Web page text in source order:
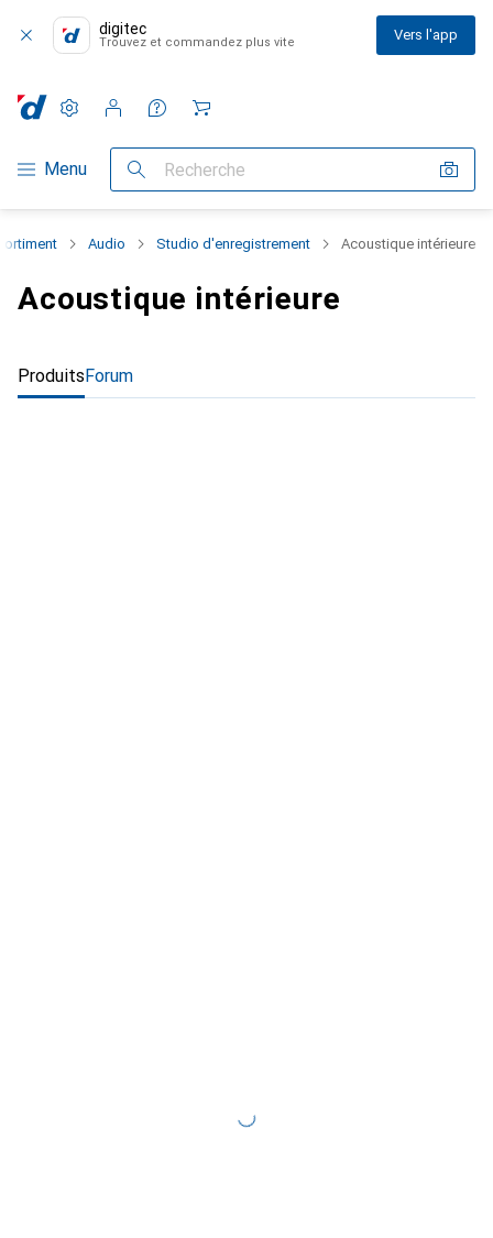
digitec
Trouvez et commandez plus vite Vers l'app
Navigation par catégorie
Menu Recherche
Paramètres
Compte client
Listes de comparaison
Listes d'envies
Panier
Audio Studio d'enregistrement Acoustique intérieure
Acoustique intérieure
ProduitsForum